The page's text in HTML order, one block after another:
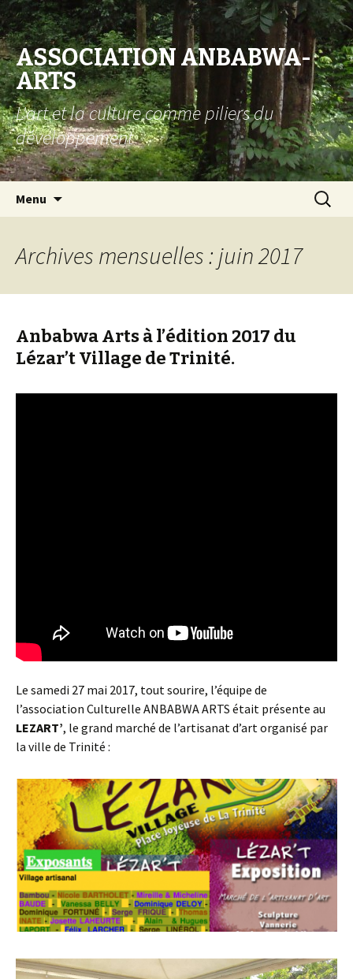
ASSOCIATION ANBABWA-
ARTS
L'art et la culture comme piliers du
développement
Menu
Archives mensuelles : juin 2017
Anbabwa Arts à l’édition 2017 du
Lézar’t Village de Trinité.
Le samedi 27 mai 2017, tout sourire, l’équipe de
l’association Culturelle ANBABWA ARTS était présente au
LEZART’, le grand marché de l’artisanat d’art organisé par
la ville de Trinité :